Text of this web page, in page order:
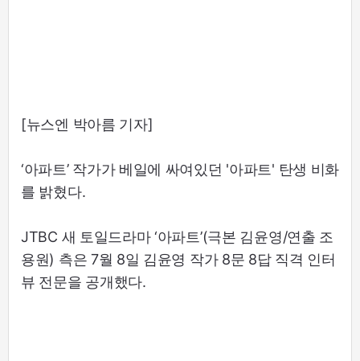
[뉴스엔 박아름 기자]
‘아파트’ 작가가 베일에 싸여있던 '아파트' 탄생 비화
를 밝혔다.
JTBC 새 토일드라마 ‘아파트’(극본 김윤영/연출 조
용원) 측은 7월 8일 김윤영 작가 8문 8답 직격 인터
뷰 전문을 공개했다.